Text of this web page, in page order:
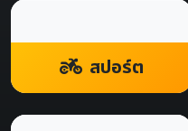
สปอร์ต